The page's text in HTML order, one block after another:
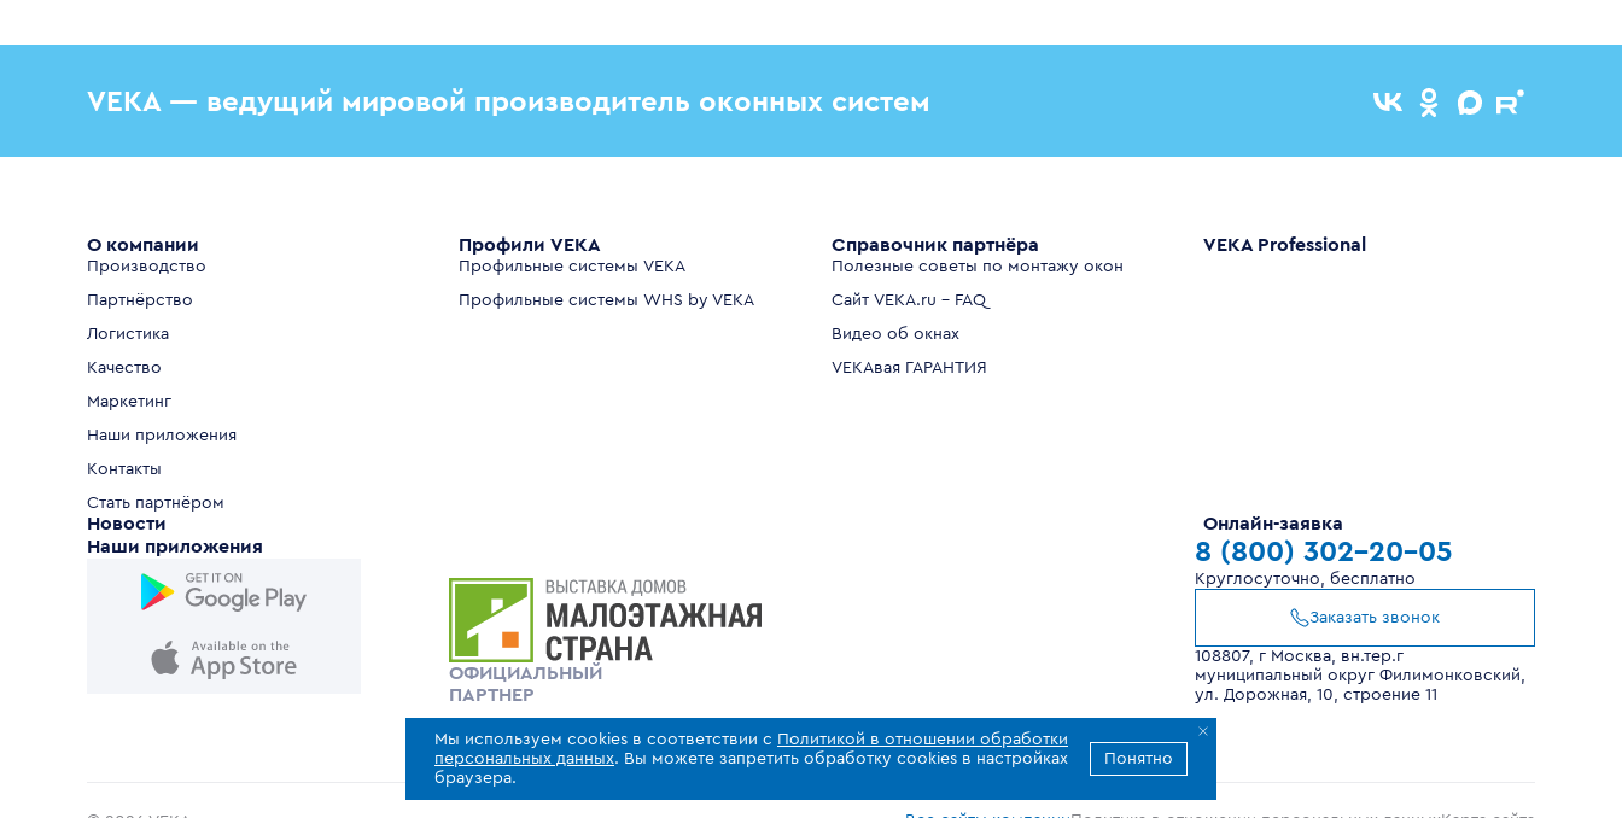
Мы используем cookies в соответствии с Политикой в отношении обработки
персональных данных. Вы можете запретить обработку cookies в настройках
браузера.
Понятно
VEKA — ведущий мировой производитель оконных систем
О компании
Производство
Партнёрство
Логистика
Качество
Маркетинг
Наши приложения
Контакты
Стать партнёром
Профили VEKA
Профильные системы VEKA
Профильные системы WHS by VEKA
Справочник партнёра
Полезные советы по монтажу окон
Сайт VEKA.ru - FAQ
Видео об окнах
VEKAвая ГАРАНТИЯ
VEKA Professional
Новости
Онлайн-заявка
Наши приложения
8 (800) 302-20-05
Круглосуточно, бесплатно
Заказать звонок
108807, г Москва, вн.тер.г
муниципальный округ Филимонковский,
ул. Дорожная, 10, строение 11
ОФИЦИАЛЬНЫЙ
ПАРТНЕР